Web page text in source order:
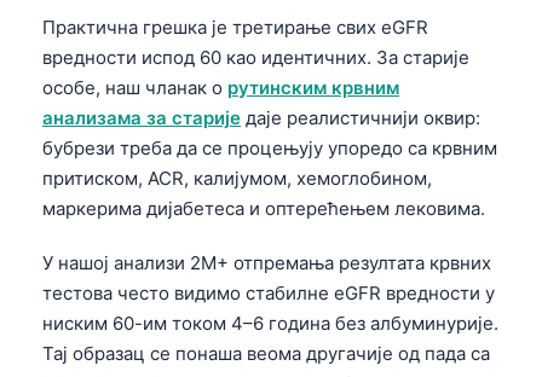
Практична грешка је третирање свих eGFR
вредности испод 60 као идентичних. За старије
особе, наш чланак о рутинским крвним
анализама за старије даје реалистичнији оквир:
бубрези треба да се процењују упоредо са крвним
притиском, ACR, калијумом, хемоглобином,
маркерима дијабетеса и оптерећењем лековима.
У нашој анализи 2M+ отпремања резултата крвних
тестова често видимо стабилне eGFR вредности у
ниским 60-им током 4–6 година без албуминурије.
Тај образац се понаша веома другачије од пада са